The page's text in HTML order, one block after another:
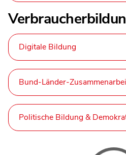
Digitale Bildung
Bund-Länder-
Politische Bildung &